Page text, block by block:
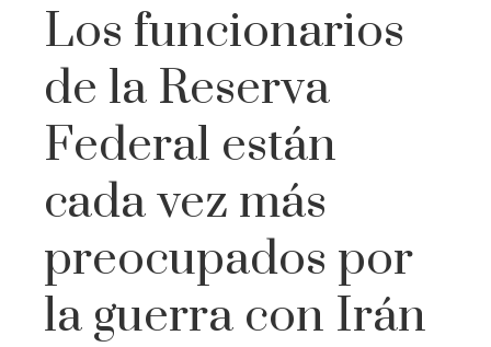
Los funcionarios
de la Reserva
Federal están
cada vez más
preocupados por
la guerra con Irán